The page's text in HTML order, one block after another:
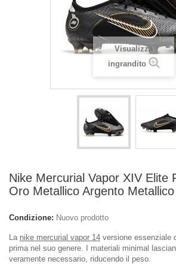
Visualizza
ingrandito
Nike Mercurial Vapor XIV Elite
Oro Metallico Argento Metallico
Condizione: Nuovo prodotto
La nike mercurial vapor 14 versione essenziale
prima nel suo genere. I materiali minimal
veramente necessario, riducendo il peso.